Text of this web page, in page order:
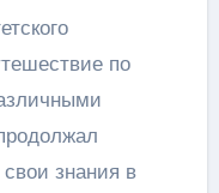
по
знания в